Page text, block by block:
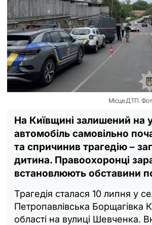
Місце ДТП.
На Київщині залишений на
автомобіль самовільно
та спричинив трагедію –
дитина. Правоохоронці
встановлюють обставини
Трагедія сталася 10 липня у
Петропавлівська Борщагівка
області на вулиці Шевченка.